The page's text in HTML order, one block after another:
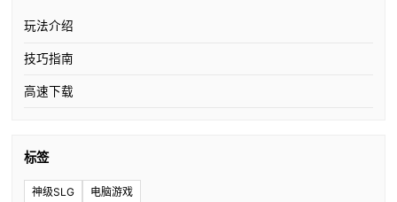
玩法介绍
技巧指南
高速下载
标签
神级SLG 电脑游戏